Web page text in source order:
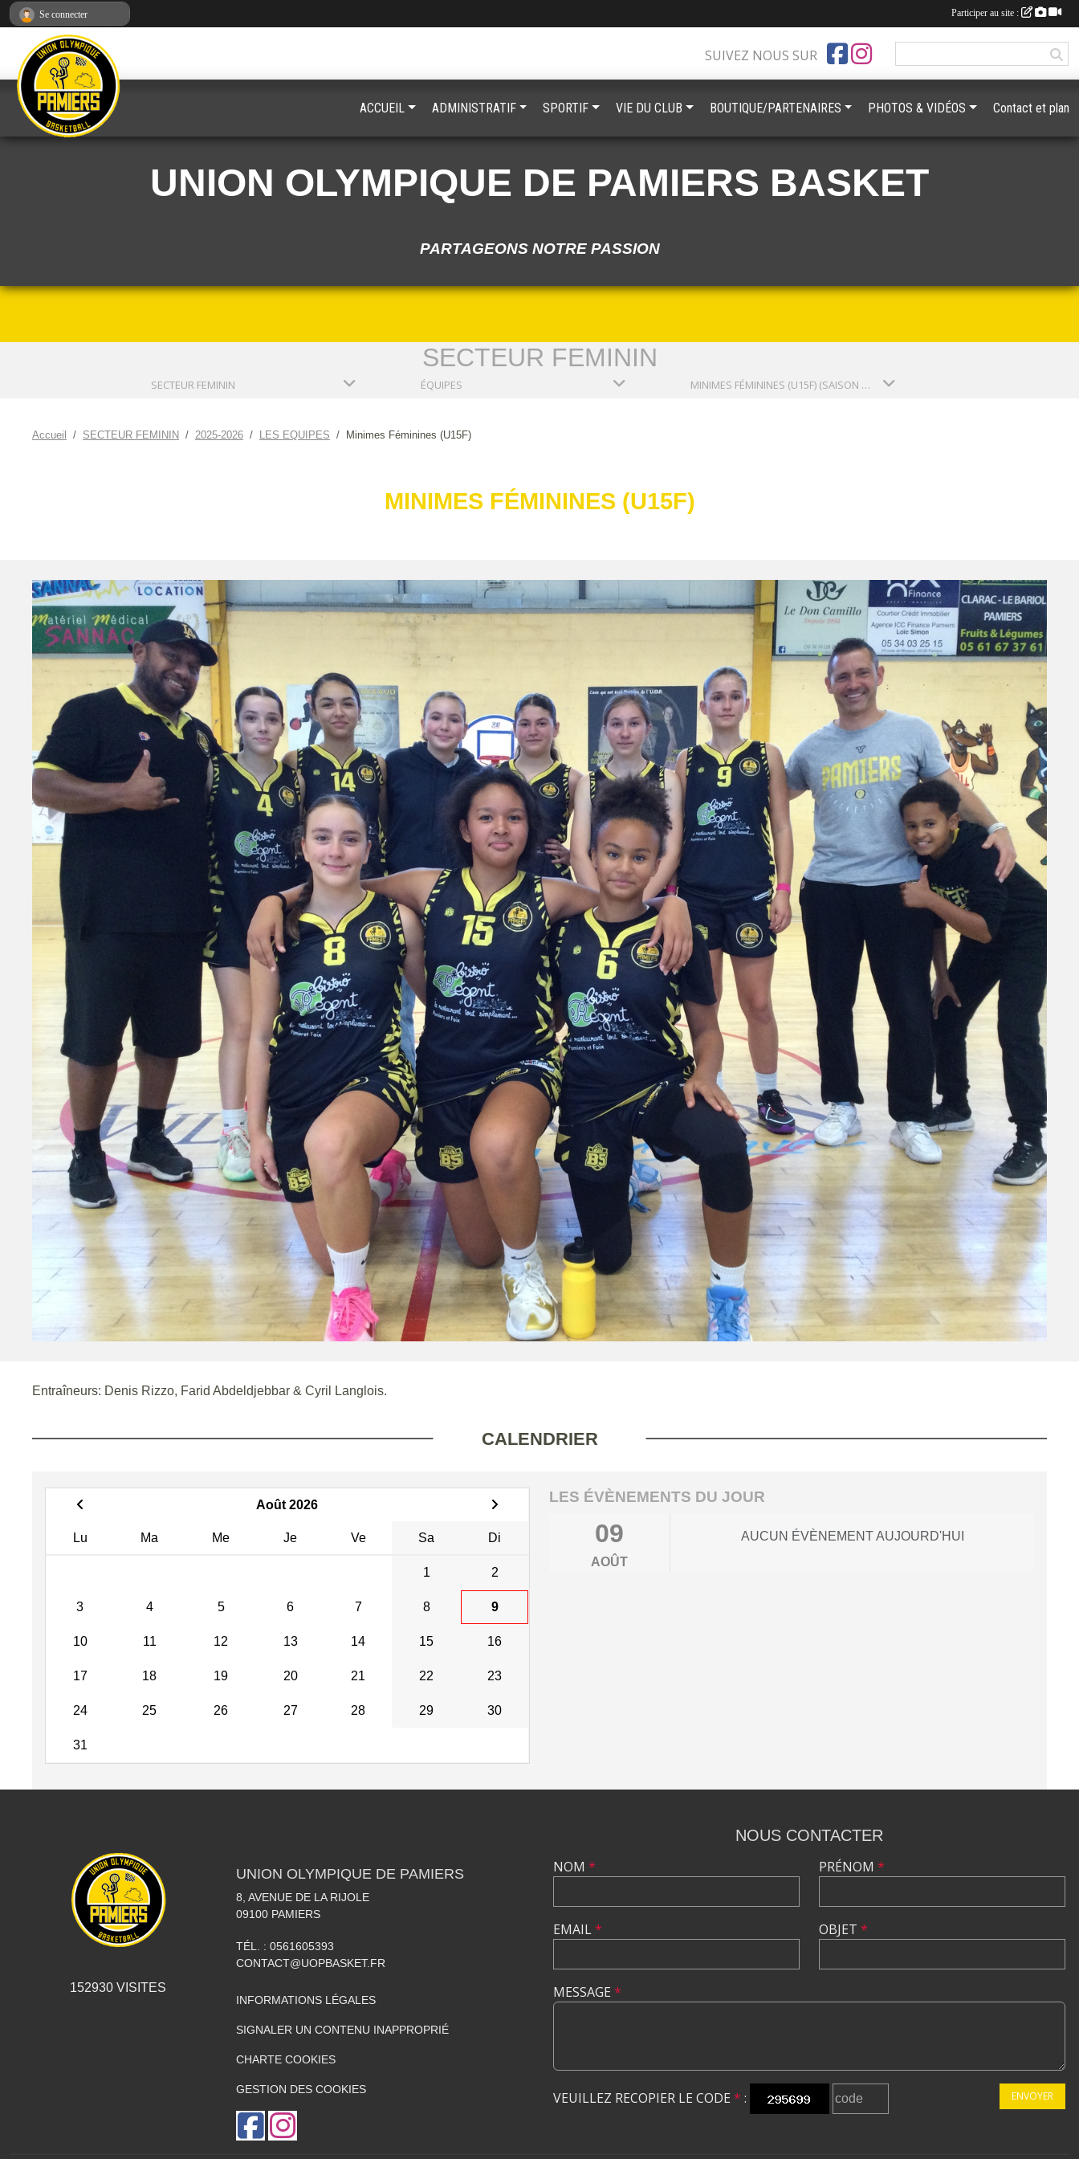
UNION OLYMPIQUE DE PAMIERS BASKET
PARTAGEONS NOTRE PASSION
SECTEUR FEMININ
SECTEUR FEMININ ÉQUIPES MINIMES FÉMININES (U15F) (SAISON 2025-2026)
Accueil SECTEUR FEMININ 2025-2026 LES EQUIPES Minimes Féminines (U15F)
MINIMES FÉMININES (U15F)
Entraîneurs: Denis Rizzo, Farid Abdeldjebbar & Cyril Langlois.
CALENDRIER
Août 2026
Lu Ma Me Je Ve Sa Di
1 2
3 4 5 6 7 8 9
10 11 12 13 14 15 16
17 18 19 20 21 22 23
24 25 26 27 28 29 30
31
LES ÉVÈNEMENTS DU JOUR
09
AOÛT
AUCUN ÉVÈNEMENT AUJOURD'HUI
SUIVEZ NOUS SUR
ACCUEIL ADMINISTRATIF SPORTIF VIE DU CLUB BOUTIQUE/PARTENAIRES PHOTOS & VIDÉOS Contact et plan
152930 VISITES
UNION OLYMPIQUE DE PAMIERS
8, AVENUE DE LA RIJOLE
09100 PAMIERS
TÉL. : 0561605393
CONTACT@UOPBASKET.FR
INFORMATIONS LÉGALES
SIGNALER UN CONTENU INAPPROPRIÉ
CHARTE COOKIES
GESTION DES COOKIES
NOUS CONTACTER
NOM *
EMAIL*
PRÉNOM *
OBJET *
MESSAGE *
VEUILLEZ RECOPIER LE CODE * : ENVOYER
Se connecter Participer au site :
Panneau de gestion des cookies